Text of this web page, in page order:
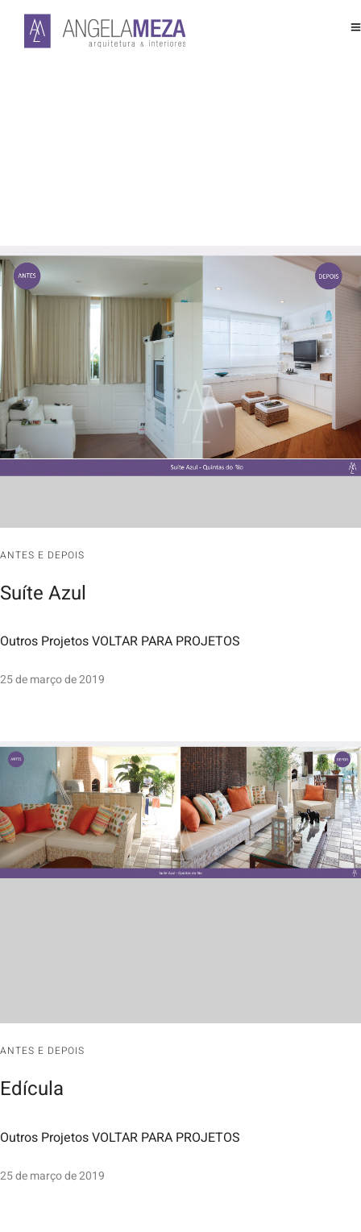
ANTES E DEPOIS
Suíte Azul
Outros Projetos VOLTAR PARA PROJETOS
25 de março de 2019
ANTES E DEPOIS
Edícula
Outros Projetos VOLTAR PARA PROJETOS
25 de março de 2019